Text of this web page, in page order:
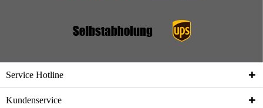
Service Hotline
Kundenservice